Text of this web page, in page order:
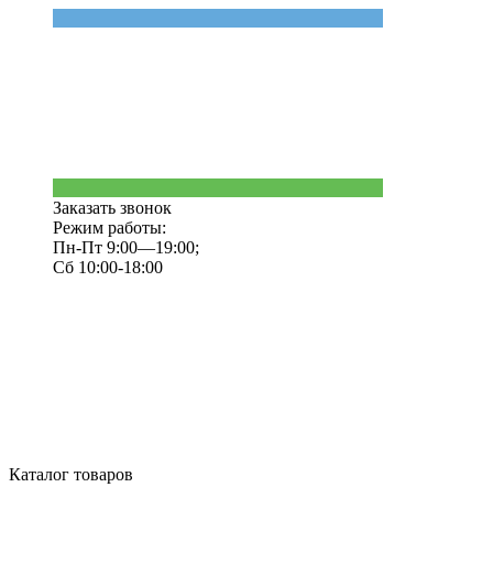
Заказать звонок
Режим работы:
Пн-Пт 9:00—19:00;
Сб 10:00-18:00
Каталог товаров